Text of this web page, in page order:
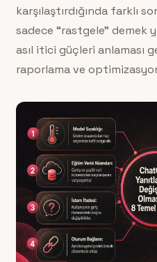
karşılaştırdığında farklı
sadece “rastgele” demek
asıl itici güçleri anlaması
raporlama ve